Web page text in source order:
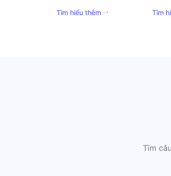
Tìm hiểu thêm Tìm
Tìm